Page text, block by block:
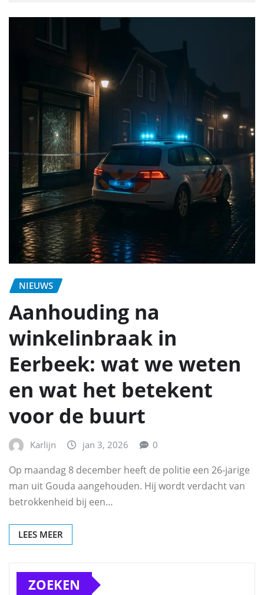
NIEUWS
Aanhouding na
winkelinbraak in
Eerbeek: wat we weten
en wat het betekent
voor de buurt
Karlijn jan 3, 2026 0
Op maandag 8 december heeft de politie een 26-jarige
man uit Gouda aangehouden. Hij wordt verdacht van
betrokkenheid bij een…
LEES MEER
ZOEKEN